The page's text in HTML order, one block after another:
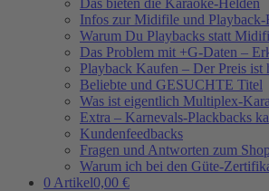
Infos zur Midifile und Playback-
Warum Du Playbacks statt
Das Problem mit +G-Daten –
Playback Kaufen – Der Preis ist
Beliebte und GESUCHTE Titel
Was ist eigentlich Multiplex-
Extra – Karnevals-Plackbacks
Kundenfeedbacks
Fragen und Antworten zum
Warum ich bei den Güte-
0 Artikel0,00 €